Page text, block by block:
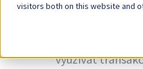
visitors both on this website and
Informace o
využívat